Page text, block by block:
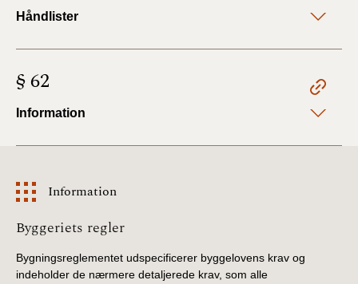
Håndlister
§ 62
Information
Information
Information
Byggeriets regler
Bygningsreglementet udspecificerer byggelovens krav og
indeholder de nærmere detaljerede krav, som alle